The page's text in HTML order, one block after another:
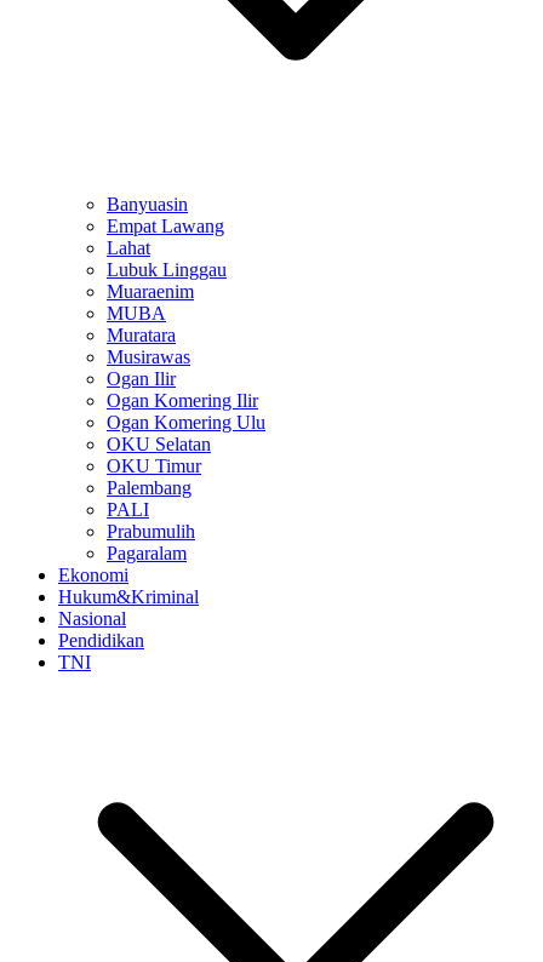
Banyuasin
Empat Lawang
Lahat
Lubuk Linggau
Muaraenim
MUBA
Muratara
Musirawas
Ogan Ilir
Ogan Komering Ilir
Ogan Komering Ulu
OKU Selatan
OKU Timur
Palembang
PALI
Prabumulih
Pagaralam
Ekonomi
Hukum&Kriminal
Nasional
Pendidikan
TNI